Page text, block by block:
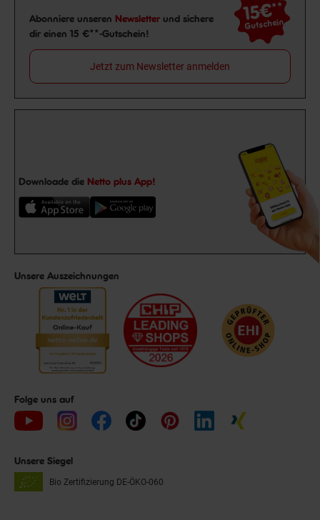
Newsletter Anmeldung
Abonniere unseren Newsletter und sichere
dir einen 15 €**-Gutschein!
15€**
Gutschein
Jetzt zum Newsletter anmelden
Downloade die Netto plus App!
Unsere Auszeichnungen
Folge uns auf
Unsere Siegel
Bio Zertifizierung DE-ÖKO-060